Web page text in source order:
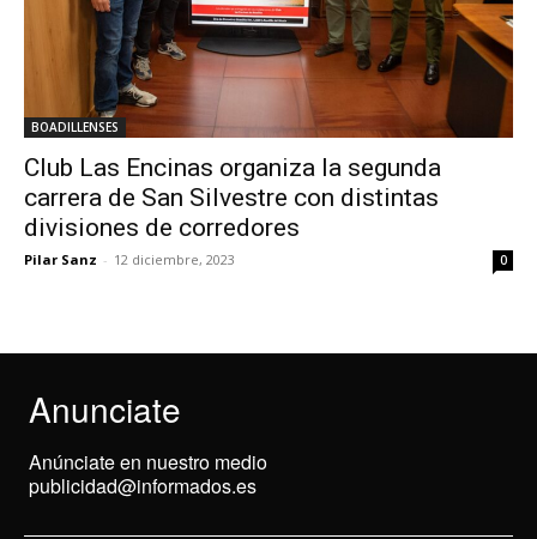
BOADILLENSES
Club Las Encinas organiza la segunda
carrera de San Silvestre con distintas
divisiones de corredores
Pilar Sanz - 12 diciembre, 2023 0
Anunciate
Anúnciate en nuestro medio
publicidad@informados.es